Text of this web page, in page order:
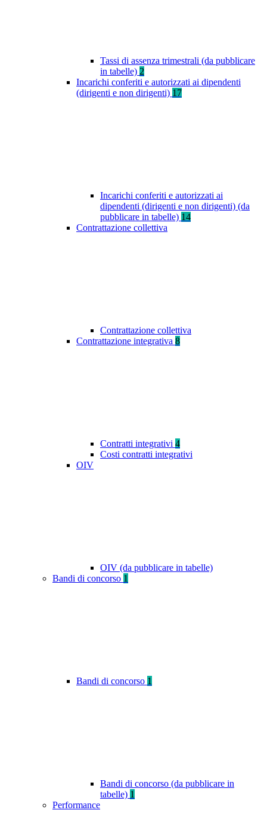
Tassi di assenza trimestrali (da pubblicare
in tabelle) 2
Incarichi conferiti e autorizzati ai dipendenti
(dirigenti e non dirigenti) 17
Incarichi conferiti e autorizzati ai
dipendenti (dirigenti e non dirigenti) (da
pubblicare in tabelle) 14
Contrattazione collettiva
Contrattazione collettiva
Contrattazione integrativa 8
Contratti integrativi 4
Costi contratti integrativi
OIV
OIV (da pubblicare in tabelle)
Bandi di concorso 1
Bandi di concorso 1
Bandi di concorso (da pubblicare in
tabelle) 1
Performance